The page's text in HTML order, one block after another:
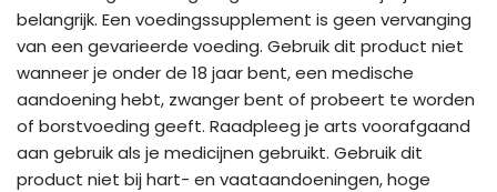
belangrijk. Een voedingssupplement is geen vervanging
van een gevarieerde voeding. Gebruik dit product niet
wanneer je onder de 18 jaar bent, een medische
aandoening hebt, zwanger bent of probeert te worden
of borstvoeding geeft. Raadpleeg je arts voorafgaand
aan gebruik als je medicijnen gebruikt. Gebruik dit
product niet bij hart- en vaataandoeningen, hoge